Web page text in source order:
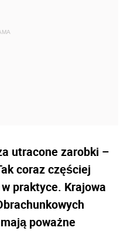
utracone zarobki –
coraz częściej
praktyce. Krajowa
poważne